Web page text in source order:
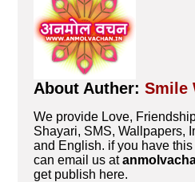
About Auther:Smile
We provide Love,
Shayari, SMS, Wallpapers,
and English. if you have
can email us at
get publish here.